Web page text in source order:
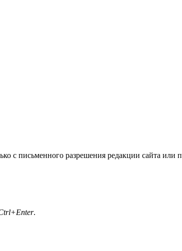
с письменного разрешения редакции сайта
.